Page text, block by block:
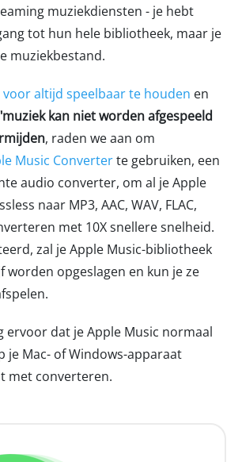
muziekdiensten - je hebt
tot hun hele bibliotheek, maar je
muziekbestand.
voor altijd speelbaar te houden en
kan niet worden afgespeeld
, raden we aan om
Music Converterte gebruiken, een
audio converter, om al je Apple
naar MP3, AAC, WAV, FLAC,
met 10X snellere snelheid.
zal je Apple Music-bibliotheek
worden opgeslagen en kun je ze
ervoor dat je Apple Music normaal
je Mac- of Windows-apparaat
met converteren.